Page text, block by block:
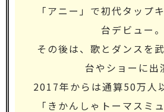
「アニー」で初代タップ
台デビュー。
その後は、歌とダンスを
台やショーに出
2017年からは通算50万人
「きかんしゃトーマスミ